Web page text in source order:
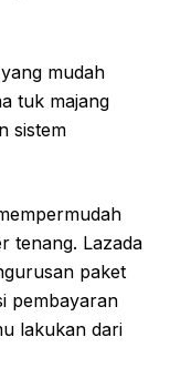
mudah
tuk majang
sistem
tenang. Lazada
paket
pembayaran
lakukan dari